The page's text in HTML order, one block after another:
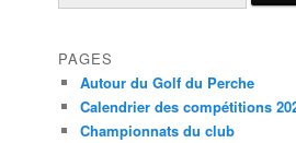
PAGES
Autour du Golf du Perche
Calendrier des compétitions
Championnats du club